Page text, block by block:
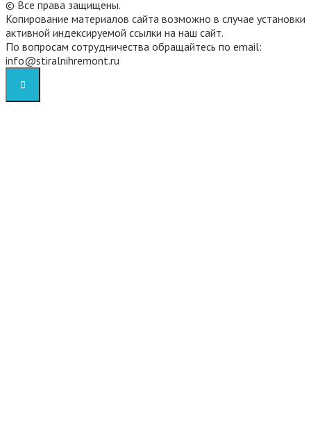
© Все права защищены.
Копирование материалов сайта возможно в случае установки
активной индексируемой ссылки на наш сайт.
По вопросам сотрудничества обращайтесь по email:
info@stiralnihremont.ru